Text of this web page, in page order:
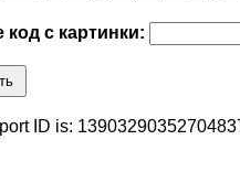
код с картинки:
ID is: